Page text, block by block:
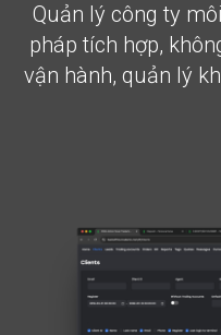
Quản lý công ty
pháp tích hợp,
vận hành, quản lý